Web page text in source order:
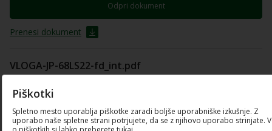
Odpri dokument
Prenesi dokument
VLOGA-JP-68LS22-fd_int.pdf
Odpri dokument
Piškotki
Spletno mesto uporablja piškotke zaradi boljše uporabniške izkušnje. Z
uporabo naše spletne strani potrjujete, da se z njihovo uporabo strinjate.